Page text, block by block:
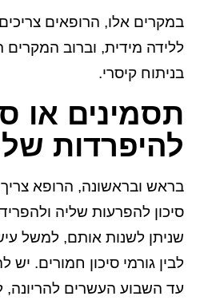
במקרים אלו, הרופאים
ללידה מידית, וברוב
בניתוח קיסרי.
תסמינים או
להיפרדות
בראש ובראשונה, הרופא
סיכון להפרעות שליה ולהפריד
שניתן לשנות אותם, למשל
לבין גורמי סיכון חמורים.
עד השבוע העשרים להריונה,